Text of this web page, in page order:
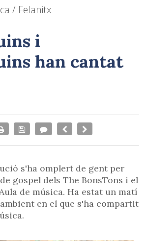
/ Felanitx
i
han cantat
s'ha omplert de gent per
gospel dels The BonsTons i el
de música. Ha estat un matí
en el que s'ha compartit